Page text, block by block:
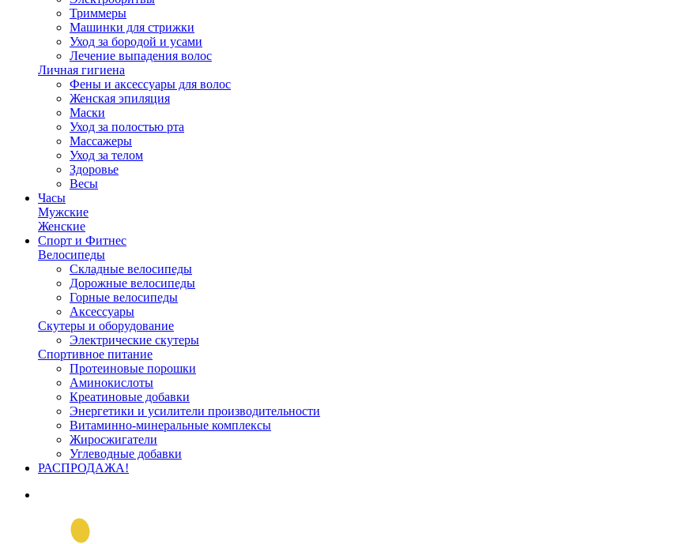
Триммеры
Машинки для стрижки
Уход за бородой и усами
Лечение выпадения волос
Личная гигиена
Фены и аксессуары для волос
Женская эпиляция
Маски
Уход за полостью рта
Массажеры
Уход за телом
Здоровье
Весы
Часы
Мужские
Женские
Спорт и Фитнес
Велосипеды
Складные велосипеды
Дорожные велосипеды
Горные велосипеды
Аксессуары
Скутеры и оборудование
Электрические скутеры
Спортивное питание
Протеиновые порошки
Аминокислоты
Креатиновые добавки
Энергетики и усилители производительности
Витаминно-минеральные комплексы
Жиросжигатели
Углеводные добавки
РАСПРОДАЖА!